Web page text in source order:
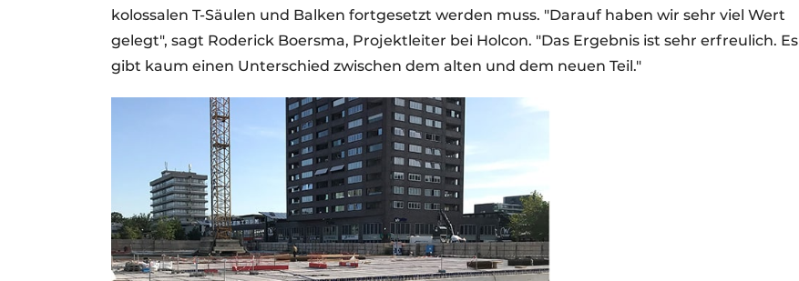
kolossalen T-Säulen und Balken fortgesetzt werden muss. "Darauf haben wir sehr viel Wert
gelegt", sagt Roderick Boersma, Projektleiter bei Holcon. "Das Ergebnis ist sehr erfreulich. Es
gibt kaum einen Unterschied zwischen dem alten und dem neuen Teil."